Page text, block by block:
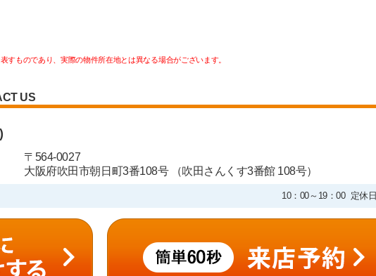
ものであり、実際の物件所在地とは異なる場合がございます。
US
〒564-0027
大阪府吹田市朝日町3番108号 （吹田さんくす3番館 108号）
10：00～19：00 定休